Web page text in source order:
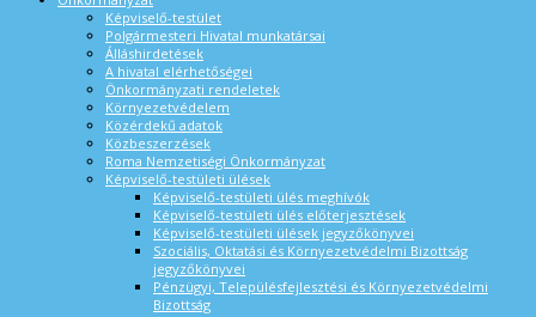
Képviselő-testület
Polgármesteri Hivatal munkatársai
Álláshirdetések
A hivatal elérhetőségei
Önkormányzati rendeletek
Környezetvédelem
Közérdekű adatok
Közbeszerzések
Roma Nemzetiségi Önkormányzat
Képviselő-testületi ülések
Képviselő-testületi ülés meghívók
Képviselő-testületi ülés előterjesztések
Képviselő-testületi ülések jegyzőkönyvei
Szociális, Oktatási és Környezetvédelmi Bizottság
jegyzőkönyvei
Pénzügyi, Településfejlesztési és Környezetvédelmi
Bizottság